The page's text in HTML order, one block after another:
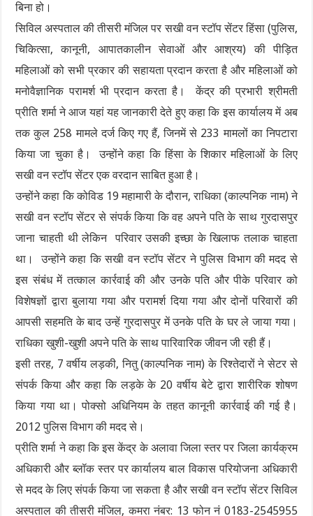
बिना हो।
सिविल अस्पताल की तीसरी मंजिल पर सखी वन स्टॉप सेंटर हिंसा (पुलिस,
चिकित्सा, कानूनी, आपातकालीन सेवाओं और आश्रय) की पीड़ित
महिलाओं को सभी प्रकार की सहायता प्रदान करता है और महिलाओं को
मनोवैज्ञानिक परामर्श भी प्रदान करता है। केंद्र की प्रभारी श्रीमती
प्रीति शर्मा ने आज यहां यह जानकारी देते हुए कहा कि इस कार्यालय में अब
तक कुल 258 मामले दर्ज किए गए हैं, जिनमें से 233 मामलों का निपटारा
किया जा चुका है। उन्होंने कहा कि हिंसा के शिकार महिलाओं के लिए
सखी वन स्टॉप सेंटर एक वरदान साबित हुआ है।
उन्होंने कहा कि कोविड 19 महामारी के दौरान, राधिका (काल्पनिक नाम) ने
सखी वन स्टॉप सेंटर से संपर्क किया कि वह अपने पति के साथ गुरदासपुर
जाना चाहती थी लेकिन परिवार उसकी इच्छा के खिलाफ तलाक चाहता
था। उन्होंने कहा कि सखी वन स्टॉप सेंटर ने पुलिस विभाग की मदद से
इस संबंध में तत्काल कार्रवाई की और उनके पति और पीके परिवार को
विशेषज्ञों द्वारा बुलाया गया और परामर्श दिया गया और दोनों परिवारों की
आपसी सहमति के बाद उन्हें गुरदासपुर में उनके पति के घर ले जाया गया।
राधिका खुशी-खुशी अपने पति के साथ पारिवारिक जीवन जी रही हैं।
इसी तरह, 7 वर्षीय लड़की, नितु (काल्पनिक नाम) के रिश्तेदारों ने सेटर से
संपर्क किया और कहा कि लड़के के 20 वर्षीय बेटे द्वारा शारीरिक शोषण
किया गया था। पोक्सो अधिनियम के तहत कानूनी कार्रवाई की गई है।
2012 पुलिस विभाग की मदद से।
प्रीति शर्मा ने कहा कि इस केंद्र के अलावा जिला स्तर पर जिला कार्यक्रम
अधिकारी और ब्लॉक स्तर पर कार्यालय बाल विकास परियोजना अधिकारी
से मदद के लिए संपर्क किया जा सकता है और सखी वन स्टॉप सेंटर सिविल
अस्पताल की तीसरी मंजिल, कमरा नंबर: 13 फोन नं 0183-2545955